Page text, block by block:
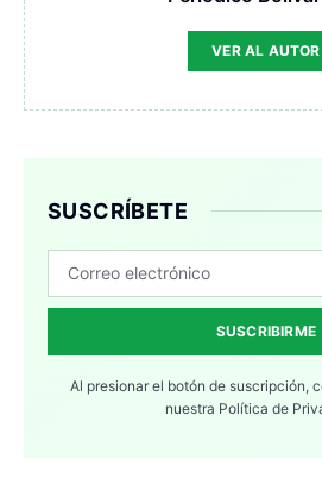
VER AL AUTOR
SUSCRÍBETE
SUSCRIBIRME
Al presionar el botón de suscripción,
nuestra Política de